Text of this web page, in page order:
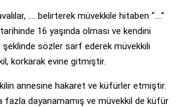
…. belirterek müvekkile hitaben “….”
16 yaşında olması ve kendini
şeklinde sözler sarf ederek müvekkili
korkarak evine gitmiştir.
annesine hakaret ve küfürler etmiştir.
fazla dayanamamış ve müvekkil de küfür